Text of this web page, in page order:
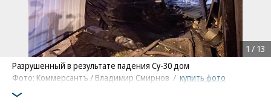
Разрушенный в результате падения Су-30 дом
Фото: Коммерсантъ / Владимир Смирнов / купить фото
1 / 13